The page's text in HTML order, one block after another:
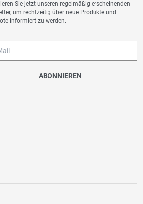
Sie jetzt unseren regelmäßig erscheinenden
um rechtzeitig über neue Produkte und
informiert zu werden.
ABONNIEREN